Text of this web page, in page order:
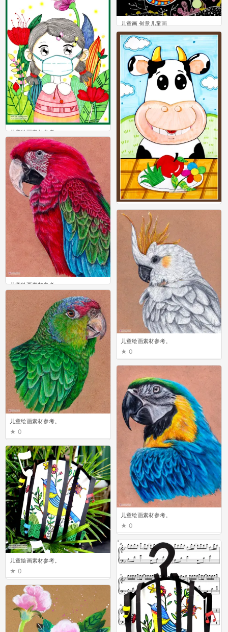
儿童绘画素材参考。
0
儿童绘画素材参考。
0
儿童绘画素材参考。
0
儿童绘画素材参考。
0
儿童绘画素材参考。
0
儿童绘画素材参考。
0
儿童画 创意儿童画
1
儿童绘画素材参考。
0